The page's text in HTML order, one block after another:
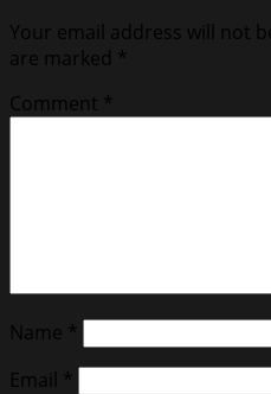
Your email address will not
are marked *
Comment *
Name *
Email
*